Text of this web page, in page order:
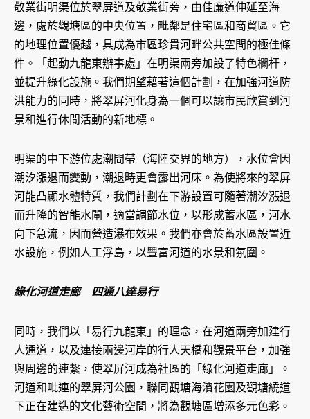
敬業街明渠位於翠屏道及敬業街旁，由佳廉道伸延至海
邊，處於觀塘區的中央位置，毗鄰是住宅區和商貿區。它
的地理位置優越，具成為市區珍貴河畔公共空間的極佳條
件。「起動九龍東辦事處」在明渠兩旁加設了特色欄杆，
並提升綠化設施。我們期望藉著這個計劃，在加強河道防
洪能力的同時，將翠屏河化身為一個可以讓市民欣賞到河
景和進行休閒活動的新地標。
明渠的中下游位處潮間帶（海陸交界的地方），水位會因
潮汐漲退而變動，潮退時更會露出河床。為使將來的翠屏
河能凸顯水體特質，我們計劃在下游設置可隨著潮汐漲退
而升降的智能水閘，適當調節水位，以形成蓄水區，河水
向下急流，因而營造瀑布效果。我們亦會於蓄水區設置近
水設施，例如人工浮島，以豐富河道的水景和氛圍。
綠化河道走廊 四通八達易行
同時，我們以「易行九龍東」的理念，在河道兩旁加建行
人通道，以及連接兩邊河岸的行人天橋和觀景平台，加強
與周邊的連繫，使翠屏河成為社區的「綠化河道走廊」。
河道和毗連的翠屏河公園，聯同觀塘海濱花園及觀塘繞道
下正在建造的文化藝術空間，將為觀塘區增添多元色彩。